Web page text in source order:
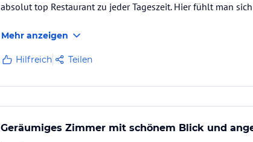
absolut top Restaurant zu jeder Tageszeit. Hier fühlt man
Mehr anzeigen
Hilfreich Teilen
Geräumiges Zimmer mit schönem Blick und